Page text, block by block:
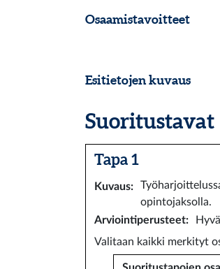
Osaamistavoitteet
Esitietojen kuvaus
Suoritustavat
Tapa 1
Kuvaus:
opintojaksolla.
Arviointiperusteet:
Valitaan kaikki merkityt